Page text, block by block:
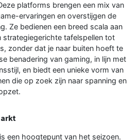
platforms brengen een mix van
ervaringen en overstijgen de
Ze bedienen een breed scala aan
strategiegerichte tafelspellen tot
zonder dat je naar buiten hoeft te
benadering van gaming, in lijn met
en biedt een unieke vorm van
die op zoek zijn naar spanning en
een hoogtepunt van het seizoen.